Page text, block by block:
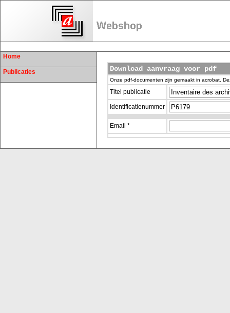
Home
Publicaties Download aanvraag voor pdf
Onze pdf-documenten zijn gemaakt in acrobat.
Titel publicatie
Identificatienummer
Email *